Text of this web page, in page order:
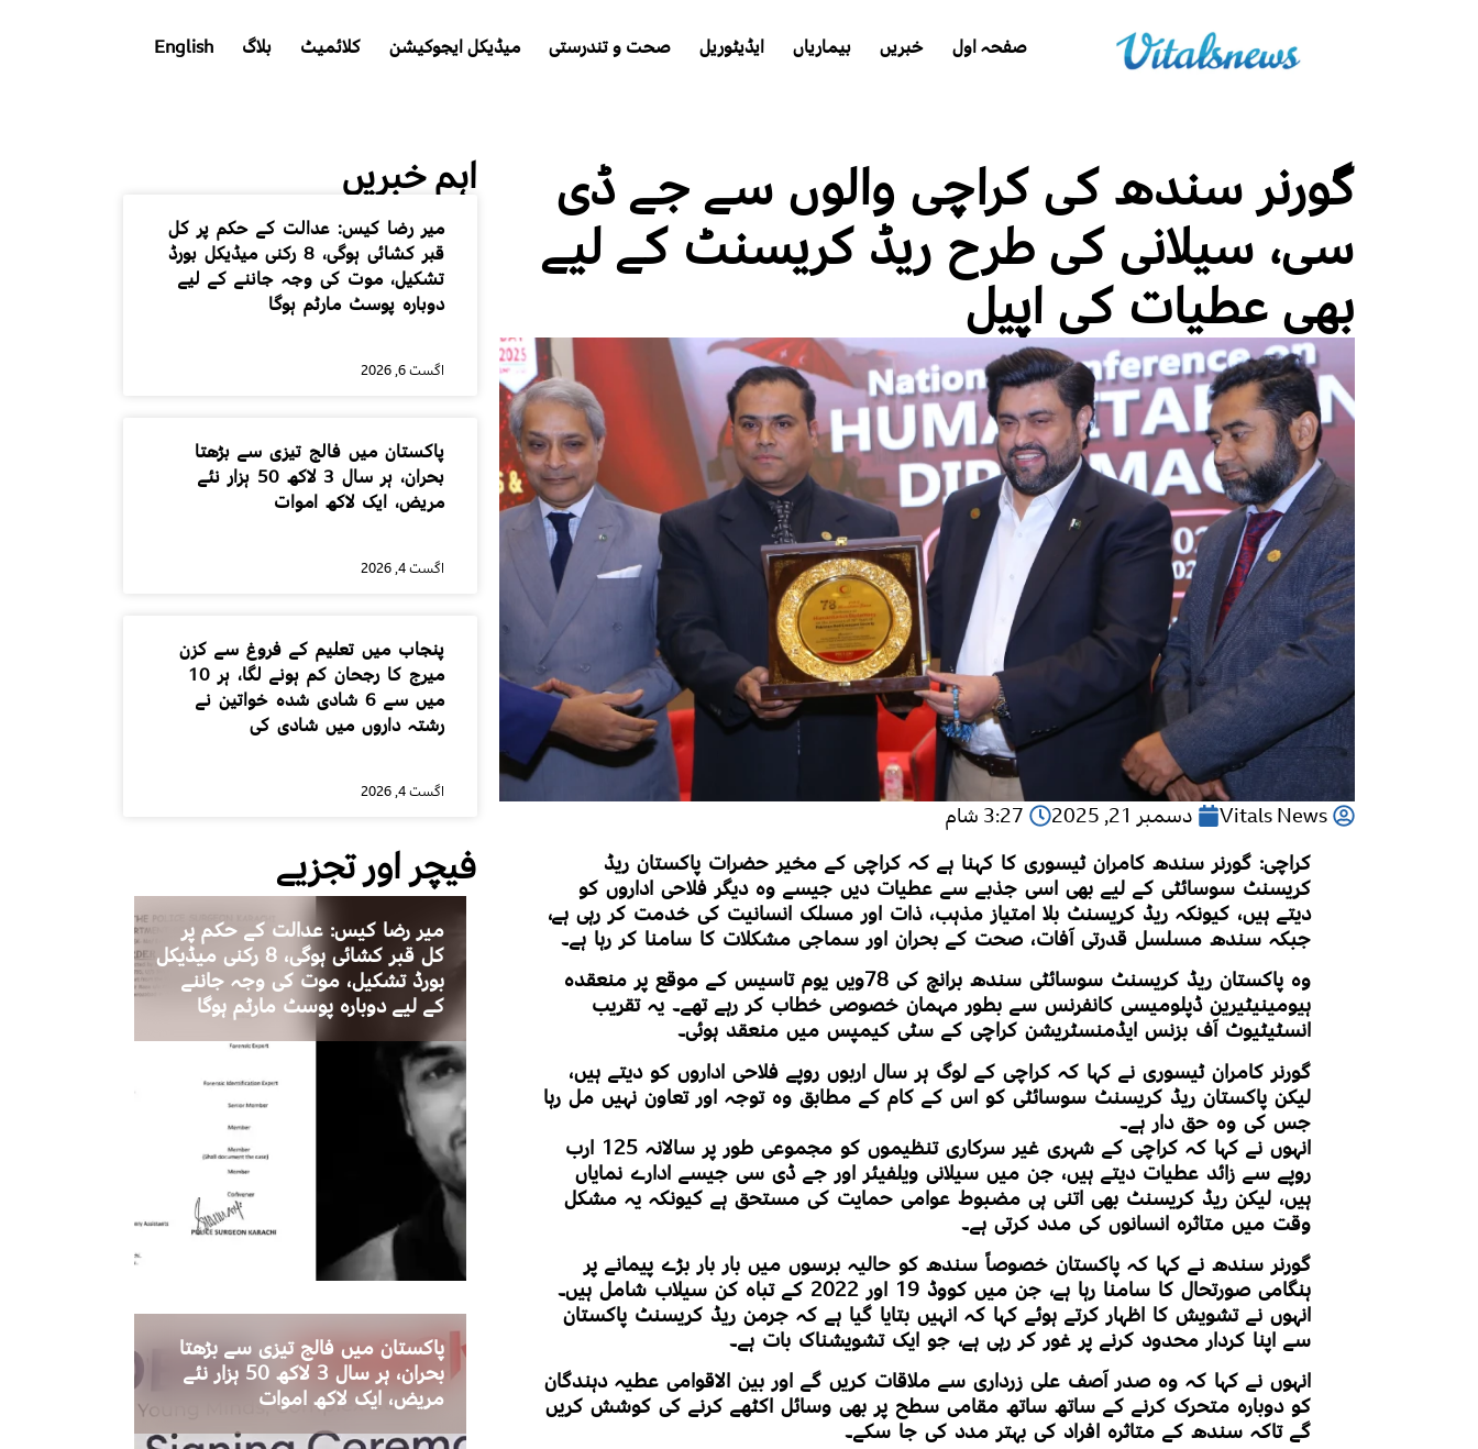
صفحہ اول خبریں بیماریاں ایڈیٹوریل صحت و تندرستی میڈیکل ایجوکیشن کلائمیٹ بلاگ English
گورنر سندھ کی کراچی والوں سے جے ڈی
سی، سیلانی کی طرح ریڈ کریسنٹ کے لیے
بھی عطیات کی اپیل
Vitals News دسمبر 21, 2025
3:27 شام
کراچی: گورنر سندھ کامران ٹیسوری کا کہنا ہے کہ کراچی کے مخیر حضرات پاکستان ریڈ
کریسنٹ سوسائٹی کے لیے بھی اسی جذبے سے عطیات دیں جیسے وہ دیگر فلاحی اداروں کو
دیتے ہیں، کیونکہ ریڈ کریسنٹ بلا امتیاز مذہب، ذات اور مسلک انسانیت کی خدمت کر رہی ہے،
جبکہ سندھ مسلسل قدرتی آفات، صحت کے بحران اور سماجی مشکلات کا سامنا کر رہا ہے۔
وہ پاکستان ریڈ کریسنٹ سوسائٹی سندھ برانچ کی 78ویں یوم تاسیس کے موقع پر منعقدہ
ہیومینیٹیرین ڈپلومیسی کانفرنس سے بطور مہمان خصوصی خطاب کر رہے تھے۔ یہ تقریب
انسٹیٹیوٹ آف بزنس ایڈمنسٹریشن کراچی کے سٹی کیمپس میں منعقد ہوئی۔
گورنر کامران ٹیسوری نے کہا کہ کراچی کے لوگ ہر سال اربوں روپے فلاحی اداروں کو دیتے ہیں،
لیکن پاکستان ریڈ کریسنٹ سوسائٹی کو اس کے کام کے مطابق وہ توجہ اور تعاون نہیں مل رہا
جس کی وہ حق دار ہے۔
انہوں نے کہا کہ کراچی کے شہری غیر سرکاری تنظیموں کو مجموعی طور پر سالانہ 125 ارب
روپے سے زائد عطیات دیتے ہیں، جن میں سیلانی ویلفیئر اور جے ڈی سی جیسے ادارے نمایاں
ہیں، لیکن ریڈ کریسنٹ بھی اتنی ہی مضبوط عوامی حمایت کی مستحق ہے کیونکہ یہ مشکل
وقت میں متاثرہ انسانوں کی مدد کرتی ہے۔
گورنر سندھ نے کہا کہ پاکستان خصوصاً سندھ کو حالیہ برسوں میں بار بار بڑے پیمانے پر
ہنگامی صورتحال کا سامنا رہا ہے، جن میں کووڈ 19 اور 2022 کے تباہ کن سیلاب شامل ہیں۔
انہوں نے تشویش کا اظہار کرتے ہوئے کہا کہ انہیں بتایا گیا ہے کہ جرمن ریڈ کریسنٹ پاکستان
سے اپنا کردار محدود کرنے پر غور کر رہی ہے، جو ایک تشویشناک بات ہے۔
انہوں نے کہا کہ وہ صدر آصف علی زرداری سے ملاقات کریں گے اور بین الاقوامی عطیہ دہندگان
کو دوبارہ متحرک کرنے کے ساتھ ساتھ مقامی سطح پر بھی وسائل اکٹھے کرنے کی کوشش کریں
گے تاکہ سندھ کے متاثرہ افراد کی بہتر مدد کی جا سکے۔
اہم خبریں
میر رضا کیس: عدالت کے حکم پر کل
قبر کشائی ہوگی، 8 رکنی میڈیکل بورڈ
تشکیل، موت کی وجہ جاننے کے لیے
دوبارہ پوسٹ مارٹم ہوگا
اگست 6, 2026
پاکستان میں فالج تیزی سے بڑھتا
بحران، ہر سال 3 لاکھ 50 ہزار نئے
مریض، ایک لاکھ اموات
اگست 4, 2026
پنجاب میں تعلیم کے فروغ سے کزن
میرج کا رجحان کم ہونے لگا، ہر 10
میں سے 6 شادی شدہ خواتین نے
رشتہ داروں میں شادی کی
اگست 4, 2026
فیچر اور تجزیے
میر رضا کیس: عدالت کے حکم پر
کل قبر کشائی ہوگی، 8 رکنی میڈیکل
بورڈ تشکیل، موت کی وجہ جاننے
کے لیے دوبارہ پوسٹ مارٹم ہوگا
پاکستان میں فالج تیزی سے بڑھتا
بحران، ہر سال 3 لاکھ 50 ہزار نئے
مریض، ایک لاکھ اموات